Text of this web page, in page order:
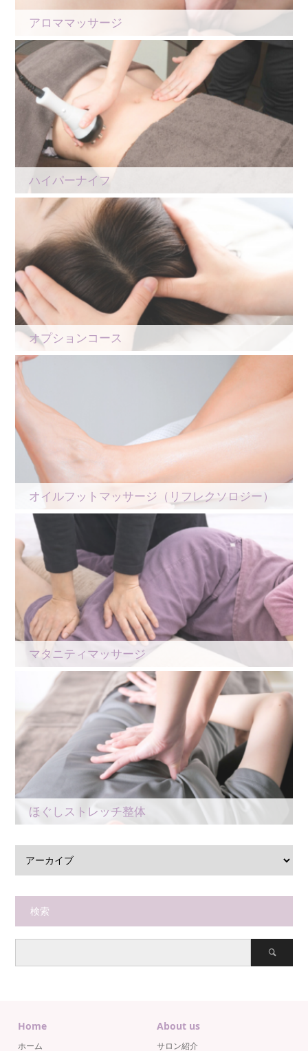
アロママッサージ
ハイパーナイフ
オプションコース
オイルフットマッサージ（リフレクソロジー）
マタニティマッサージ
ほぐしストレッチ整体
検索
Home
ホーム
About us
サロン紹介